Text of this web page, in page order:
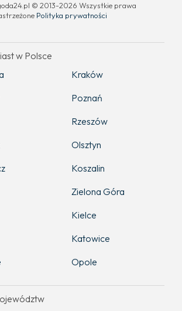
© 2013-2026 Wszystkie prawa
Polityka prywatności
w Polsce
Kraków
Poznań
Rzeszów
Olsztyn
Koszalin
Zielona Góra
Kielce
Katowice
Opole